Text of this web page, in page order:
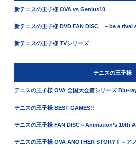
新テニスの王子様 OVA vs Genius10
新テニスの王子様 DVD FAN DISC ～be a rival
新テニスの王子様 TVシリーズ
テニスの王子様
テニスの王子様 OVA 全国大会篇シリーズ Blu-
テニスの王子様 BEST GAMES!!
テニスの王子様 FAN DISC～Animation’s 10th
テニスの王子様 OVA ANOTHER STORYⅡ～ア